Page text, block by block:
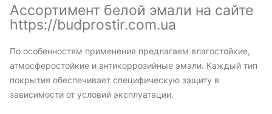
Ассортимент белой эмали на сайте
https://budprostir.com.ua
По особенностям применения предлагаем влагостойкие,
атмосферостойкие и антикоррозийные эмали. Каждый тип
покрытия обеспечивает специфическую защиту в
зависимости от условий эксплуатации.